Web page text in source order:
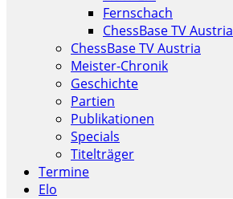
Fernschach
ChessBase TV Austria
ChessBase TV Austria
Meister-Chronik
Geschichte
Partien
Publikationen
Specials
Titelträger
Termine
Elo